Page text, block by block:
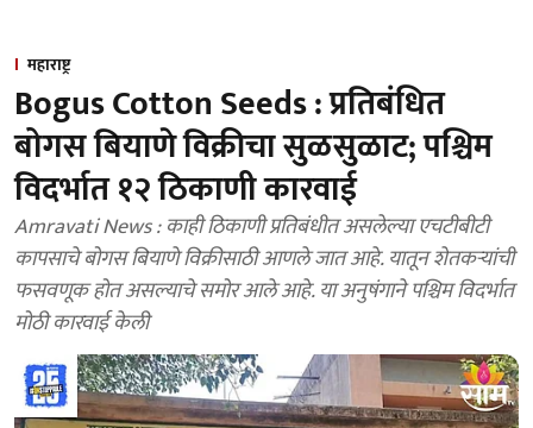
महाराष्ट्र
Bogus Cotton Seeds : प्रतिबंधित
बोगस बियाणे विक्रीचा सुळसुळाट; पश्चिम
विदर्भात १२ ठिकाणी कारवाई
Amravati News : काही ठिकाणी प्रतिबंधीत असलेल्या एचटीबीटी
कापसाचे बोगस बियाणे विक्रीसाठी आणले जात आहे. यातून शेतकऱ्यांची
फसवणूक होत असल्याचे समोर आले आहे. या अनुषंगाने पश्चिम विदर्भात
मोठी कारवाई केली